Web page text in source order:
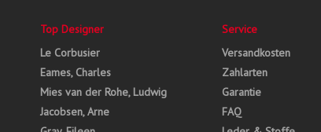
Top Designer
Le Corbusier
Eames, Charles
Mies van der Rohe, Ludwig
Jacobsen, Arne
Service
Versandkosten
Zahlarten
Garantie
FAQ